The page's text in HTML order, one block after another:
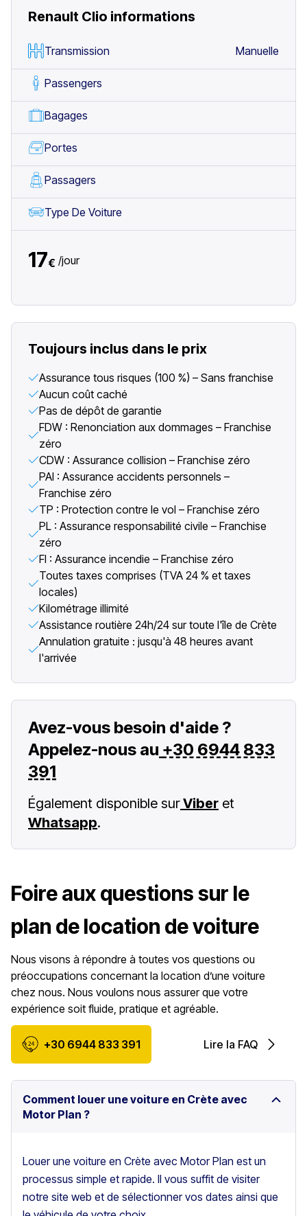
Renault Clio informations
Transmission Manuelle
Passengers
Bagages
Portes
Passagers
Type De Voiture
17€ /jour
Toujours inclus dans le prix
Assurance tous risques (100 %) – Sans franchise
Aucun coût caché
Pas de dépôt de garantie
FDW : Renonciation aux dommages – Franchise
zéro
CDW : Assurance collision – Franchise zéro
PAI : Assurance accidents personnels –
Franchise zéro
TP : Protection contre le vol – Franchise zéro
PL : Assurance responsabilité civile – Franchise
zéro
FI : Assurance incendie – Franchise zéro
Toutes taxes comprises (TVA 24 % et taxes
locales)
Kilométrage illimité
Assistance routière 24h/24 sur toute l'île de Crète
Annulation gratuite : jusqu'à 48 heures avant
l'arrivée
Avez-vous besoin d'aide ?
Appelez-nous au +30 6944 833
391
Également disponible surViber et
Whatsapp.
Foire aux questions sur le
plan de location de voiture
Nous visons à répondre à toutes vos questions ou
préoccupations concernant la location d’une voiture
chez nous. Nous voulons nous assurer que votre
expérience soit fluide, pratique et agréable.
+30 6944 833 391 Lire la FAQ
Comment louer une voiture en Crète avec
Motor Plan ?
Louer une voiture en Crète avec Motor Plan est un
processus simple et rapide. Il vous suffit de visiter
notre site web et de sélectionner vos dates ainsi que